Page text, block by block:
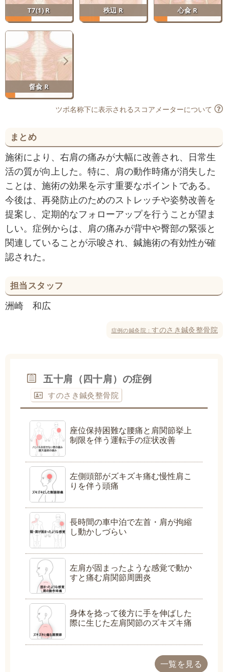
T7(1) R 秩辺 R 心兪 R
督兪 R
ツボ名称下に表示されるスコアメーターについて
まとめ
施術により、右肩の痛みが大幅に改善され、日常生
活の質が向上した。特に、肩の動作時痛が消失した
ことは、施術の効果を示す重要なポイントである。
今後は、再発防止のためのストレッチや姿勢改善を
提案し、定期的なフォローアップを行うことが望ま
しい。症例からは、肩の痛みが背中や臀部の緊張と
関連していることが示唆され、鍼施術の有効性が確
認された。
担当スタッフ
洲崎 和広
症例の鍼灸院：すのさき鍼灸整骨院
五十肩（四十肩）の症例
すのさき鍼灸整骨院
座位保持困難な腰痛と肩関節挙上
制限を伴う運転手の症状改善
左側頭部がズキズキ痛む慢性肩こ
りを伴う頭痛
長時間の車中泊で左首・肩が拘縮
し動かしづらい
左肩が固まったような感覚で動か
すと痛む肩関節周囲炎
身体を捻って後方に手を伸ばした
際に生じた左肩関節のズキズキ痛
一覧を見る